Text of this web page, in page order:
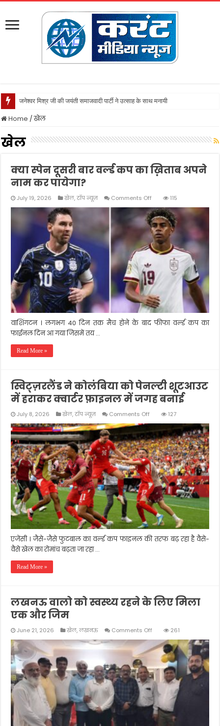
नवाबाद पुलिस ने ल
Home / खेल
खेल
क्या स्पेन दूसरी बार वर्ल्ड कप का ख़िताब अपने
नाम कर पायेगा?
July 19, 2026 खेल,टॉप न्यूज़ Comments Off
क्या
स्पेन
दूसरी
बार
वर्ल्ड
कप
का
ख़िताब
अपने
नाम
कर
पायेगा?
115
वाशिंगटन । लगभग 40 दिन तक मैच होने के बाद फीफा वर्ल्ड कप का
फाईनल दिन आ गया जिसमें तय …
Read More »
स्विट्ज़रलैंड ने कोलंबिया को पेनल्टी शूटआउट
में हराकर क्वार्टर फ़ाइनल में जगह बनाई
July 8, 2026 खेल,टॉप न्यूज़ Comments Off
स्विट्ज़रलैंड
कोलंबिया
को
पेनल्टी
शूटआउट
में
हराकर
क्वार्टर
फ़ाइनल
में
जगह
बनाई
127
एजेंसी । जैसे-जैसे फुटबाल का वर्ल्ड कप फाइनल की तरफ बढ़ रहा है वैसे-
वैसे खेल का रोमांच बढ़ता जा रहा …
Read More »
लखनऊ वालो को स्वस्थ्य रहने के लिए मिला
एक और जिम
June 21, 2026 खेल,लखनऊ Comments Off
लखनऊ
वालो
स्वस्थ्य
रहने
के
लिए
मिला
एक
और
जिम
261